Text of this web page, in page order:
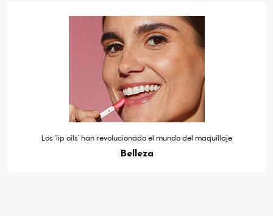
Los ‘lip oils’ han revolucionado el mundo del maquillaje
Belleza